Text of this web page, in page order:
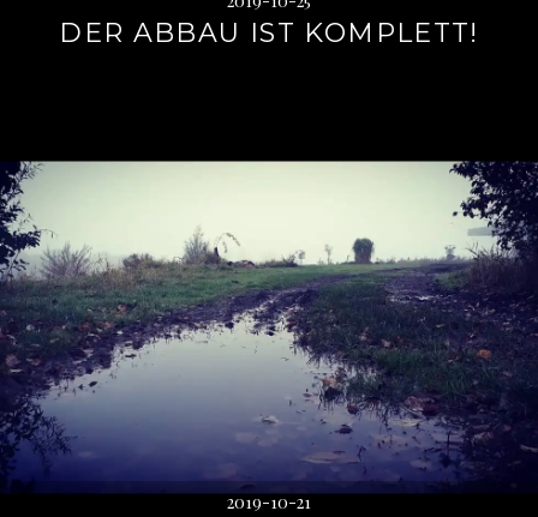
DER ABBAU IST KOMPLETT!
2019-10-21